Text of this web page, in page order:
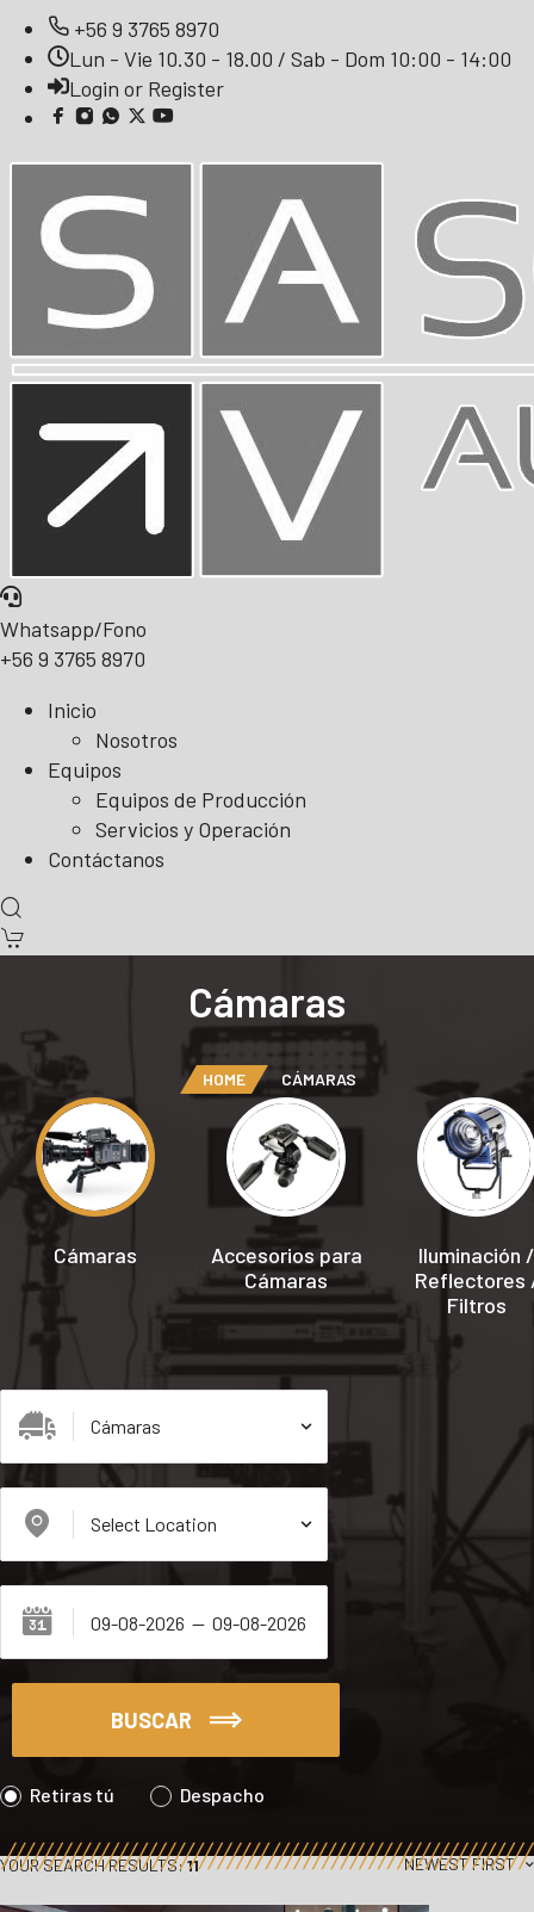
+56 9 3765 8970
Lun - Vie 10.30 - 18.00 / Sab - Dom 10:00 - 14:00
Login or Register
Whatsapp/Fono
+56 9 3765 8970
Inicio
Nosotros
Equipos
Equipos de Producción
Servicios y Operación
Contáctanos
Cámaras
HOME CÁMARAS
Cámaras
Accesorios para
Cámaras
Iluminación /
Reflectores
Filtros
BUSCAR
Retiras tú Despacho
YOUR SEARCH RESULTS:11 NEWEST FIRST